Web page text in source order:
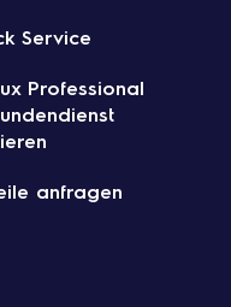
Service
Professional
anfragen